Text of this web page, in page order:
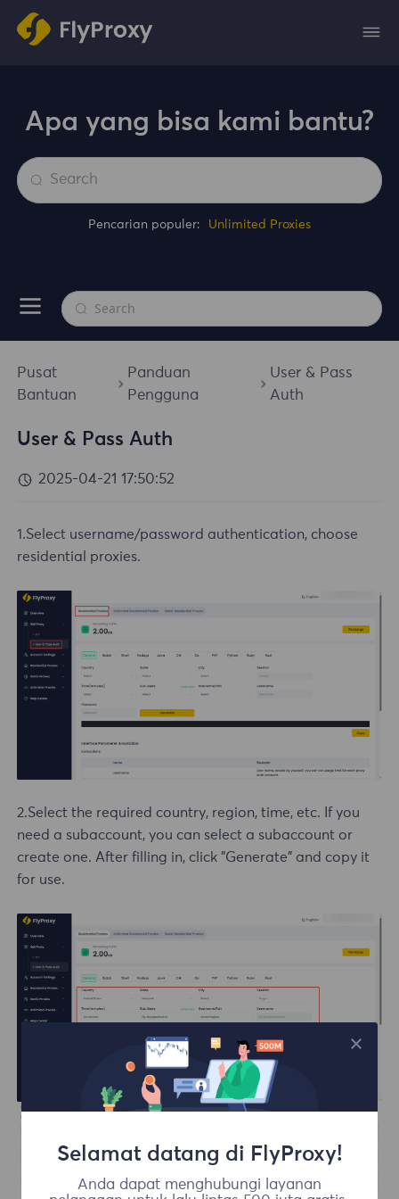
Apa yang bisa kami bantu?
Pencarian populer: Unlimited Proxies
Pusat
Bantuan
Panduan
Pengguna
User & Pass
Auth
User & Pass Auth
2025-04-21 17:50:52
1.Select username/password authentication, choose
residential proxies.
2.Select the required country, region, time, etc. If you
need a subaccount, you can select a subaccount or
create one. After filling in, click "Generate" and copy it
for use.
Selamat datang di FlyProxy!
Anda dapat menghubungi layanan